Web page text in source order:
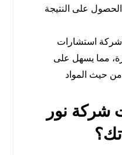
على النتيجة
شركة استشارات
مما يسهل على
من حيث المواد
شركة نور